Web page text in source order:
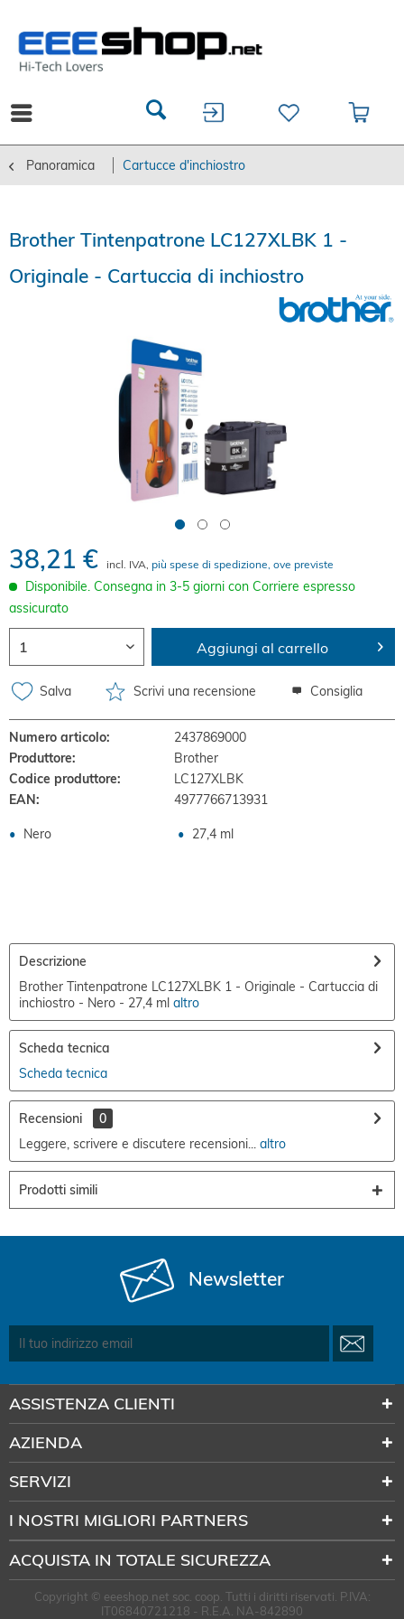
Panoramica Cartucce d'inchiostro
Brother Tintenpatrone LC127XLBK 1 -
Originale - Cartuccia di inchiostro
38,21 € incl. IVA, più spese di spedizione, ove previste
Disponibile. Consegna in 3-5 giorni con Corriere espresso
assicurato
Aggiungi al carrello
Salva Scrivi una recensione Consiglia
Numero articolo:
2437869000
Produttore:
Brother
Codice produttore:
LC127XLBK
EAN:
4977766713931
Nero 27,4 ml
Descrizione
Brother Tintenpatrone LC127XLBK 1 - Originale - Cartuccia di
inchiostro - Nero - 27,4 ml altro
Scheda tecnica
Scheda tecnica
Recensioni
0
Leggere, scrivere e discutere recensioni... altro
Prodotti simili
Newsletter
ASSISTENZA CLIENTI
AZIENDA
SERVIZI
I NOSTRI MIGLIORI PARTNERS
ACQUISTA IN TOTALE SICUREZZA
Copyright © eeeshop.net soc. coop. Tutti i diritti riservati. P.IVA:
IT06840721218 - R.E.A. NA-842890